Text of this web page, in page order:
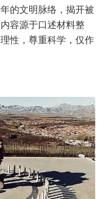
的文明脉络，揭开被
容源于口述材料整
性，尊重科学，仅作